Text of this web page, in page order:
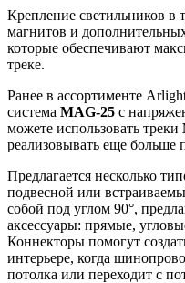
Крепление светильников в
магнитов и
которые обеспечивают
треке.
Ранее в ассортименте
система MAG-25 с
можете использовать треки
реализовывать еще больше
Предлагается несколько
подвесной или
собой под углом 90°,
аксессуары: прямые,
Коннекторы помогут
интерьере, когда
потолка или переходит с